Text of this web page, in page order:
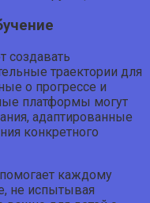
создавать
траектории для
о прогрессе и
платформы могут
адаптированные
конкретного
каждому
не испытывая